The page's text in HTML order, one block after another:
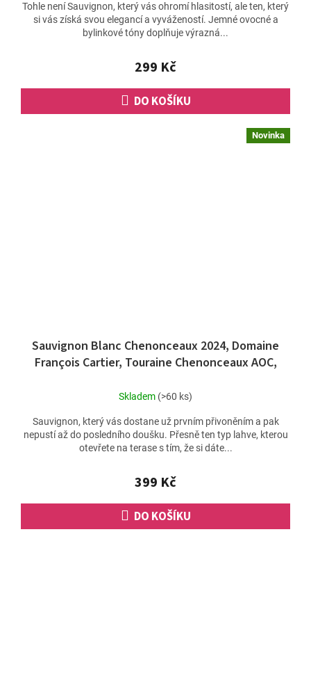
299 Kč
DO KOŠÍKU
Tohle není Sauvignon, který vás ohromí hlasitostí, ale ten, který
si vás získá svou elegancí a vyvážeností. Jemné ovocné a
bylinkové tóny doplňuje výrazná...
Novinka
Sauvignon Blanc Chenonceaux 2024, Domaine
François Cartier, Touraine Chenonceaux AOC,
Skladem (>60 ks)
399 Kč
DO KOŠÍKU
Sauvignon, který vás dostane už prvním přivoněním a pak
nepustí až do posledního doušku. Přesně ten typ lahve, kterou
otevřete na terase s tím, že si dáte...